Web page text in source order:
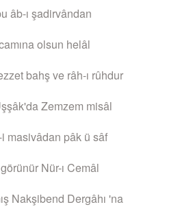
âb-ı şadirvândan
olsun helâl
bahş ve râh-ı rûhdur
Zemzem misâl
masivâdan pâk ü sâf
Nür-ı Cemâl
Nakşibend Dergâhı 'na